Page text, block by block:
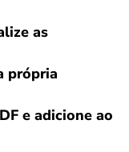
as
própria
e adicione ao